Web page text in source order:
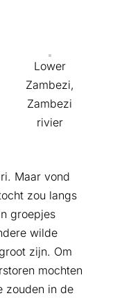
Lower
Zambezi,
Zambezi
rivier
Maar vond
zou langs
groepjes
wilde
zijn. Om
mochten
zouden in de